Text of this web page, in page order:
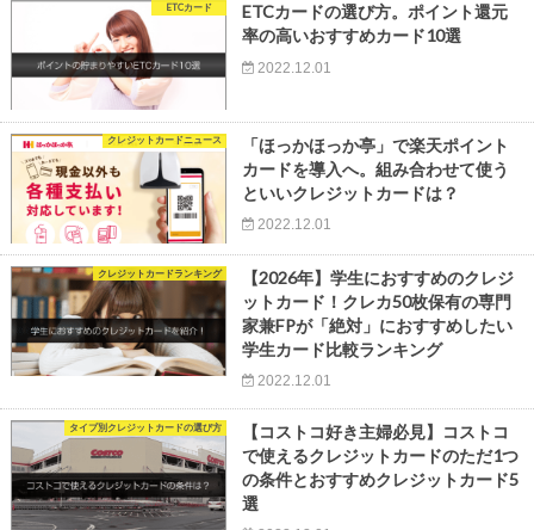
ETCカード
ETCカードの選び方。ポイント還元
率の高いおすすめカード10選
2022.12.01
クレジットカードニュース
「ほっかほっか亭」で楽天ポイント
カードを導入へ。組み合わせて使う
といいクレジットカードは？
2022.12.01
クレジットカードランキング
【2026年】学生におすすめのクレジ
ットカード！クレカ50枚保有の専門
家兼FPが「絶対」におすすめしたい
学生カード比較ランキング
2022.12.01
タイプ別クレジットカードの選び方
【コストコ好き主婦必見】コストコ
で使えるクレジットカードのただ1つ
の条件とおすすめクレジットカード5
選